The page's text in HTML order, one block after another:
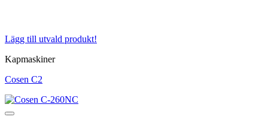
Lägg till utvald produkt!
Kapmaskiner
Cosen C2